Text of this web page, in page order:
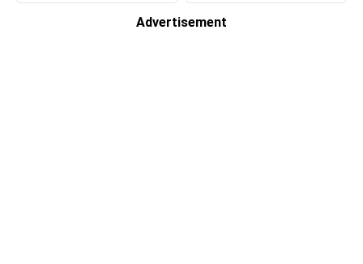
Advertisement